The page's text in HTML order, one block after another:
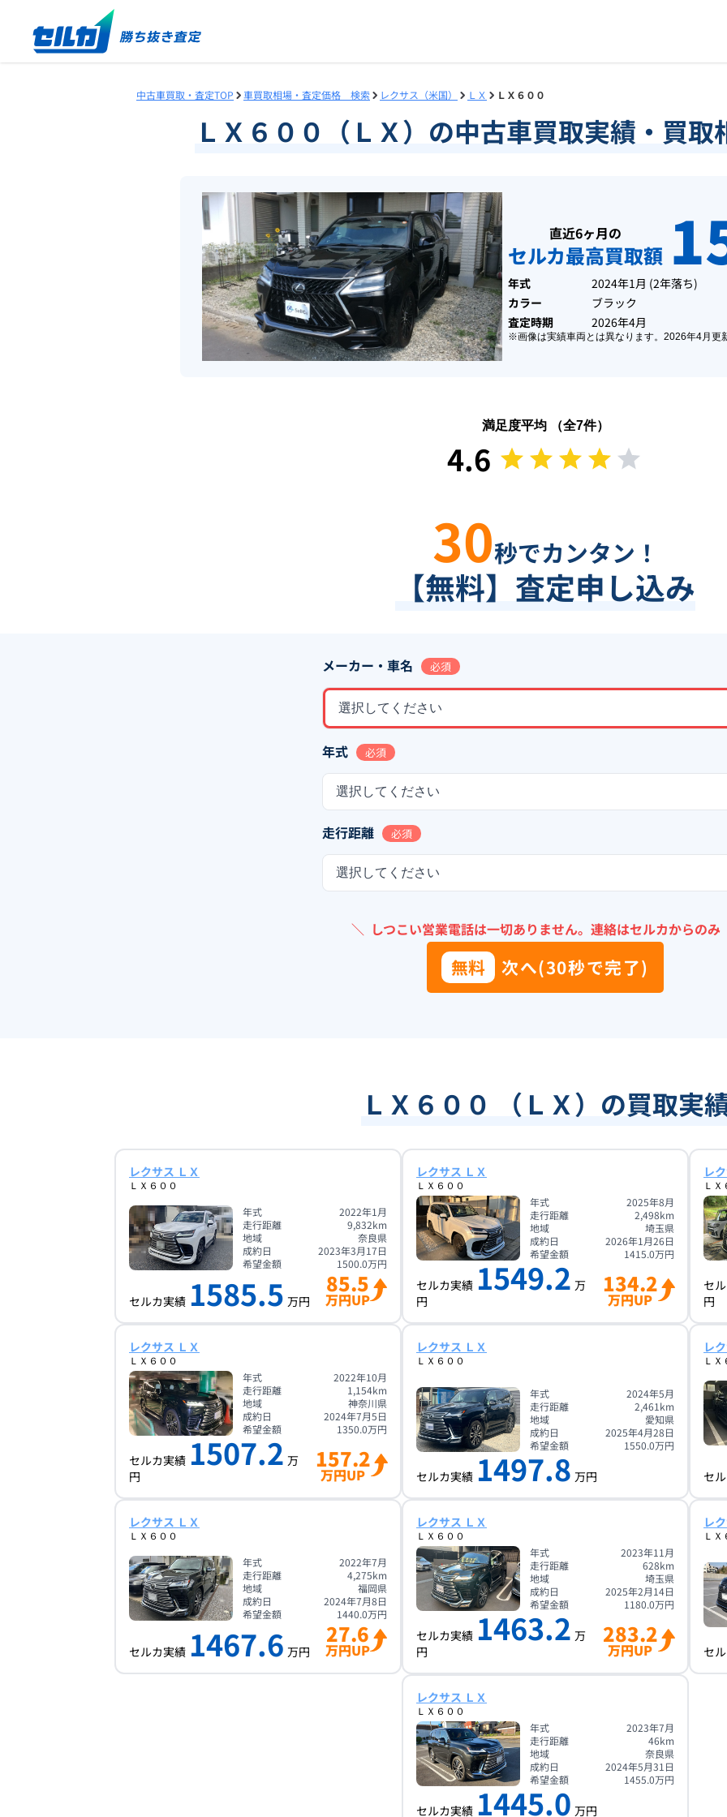
中古車買取・査定TOP 車買取相場・査定価格 検索 レクサス（米国） ＬＸ ＬＸ６００
ＬＸ６００（ＬＸ）の中古車買取実績・買
直近6ヶ月の
セルカ最高買取額
年式 2024年1月 (2年落ち)
カラー
ブラック
査定時期
2026年4月
※画像は実績車両とは異なります。 2026年4月 更
満足度平均 （全7件）
4.6
30秒でカンタン！
【無料】査定申し込み
メーカー・車名 必須
選択してください
年式 必須
選択してください
走行距離 必須
選択してください
＼ しつこい営業電話は一切ありません。 連絡はセルカからのみ
無料 次へ(30秒で完了)
ＬＸ６００ （ＬＸ）の買取実
レクサス ＬＸ
ＬＸ６００
年式
2022年1月
走行距離
9,832km
地域
奈良県
成約日
2023年3月17日
希望金額
1500.0万円
セルカ実績 1585.5 万円
85.5
万円UP
レクサス ＬＸ
ＬＸ６００
年式
2025年8月
走行距離
2,498km
地域
埼玉県
成約日
2026年1月26日
希望金額
1415.0万円
セルカ実績 1549.2 万
円
134.2
万円UP
レ
ＬＸ
セ
円
レクサス ＬＸ
ＬＸ６００
年式
2022年10月
走行距離
1,154km
地域
神奈川県
成約日
2024年7月5日
希望金額
1350.0万円
セルカ実績 1507.2 万
円
157.2
万円UP
レクサス ＬＸ
ＬＸ６００
年式
2024年5月
走行距離
2,461 km
地域
愛知県
成約日
2025年4月28日
希望金額
1550.0万円
セルカ実績 1497.8 万円
レ
ＬＸ
セ
レクサス ＬＸ
ＬＸ６００
年式
2022年7月
走行距離
4,275km
地域
福岡県
成約日
2024年7月8日
希望金額
1440.0万円
セルカ実績 1467.6 万円
27.6
万円UP
レクサス ＬＸ
ＬＸ６００
年式
2023年11月
走行距離
628km
地域
埼玉県
成約日
2025年2月14日
希望金額
1180.0万円
セルカ実績 1463.2 万
円
283.2
万円UP
レ
ＬＸ
セ
レクサス ＬＸ
ＬＸ６００
年式
2023年7月
走行距離
46km
地域
奈良県
成約日
2024年5月31日
希望金額
1455.0万円
セルカ実績 1445.0 万円